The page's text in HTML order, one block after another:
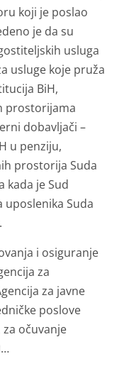
koji je poslao
je da su
usluga
usluge koje pruža
BiH,
prostorijama
dobavljači –
u penziju,
prostorija Suda
kada je Sud
Suda
i osiguranje
za
za javne
poslove
za očuvanje